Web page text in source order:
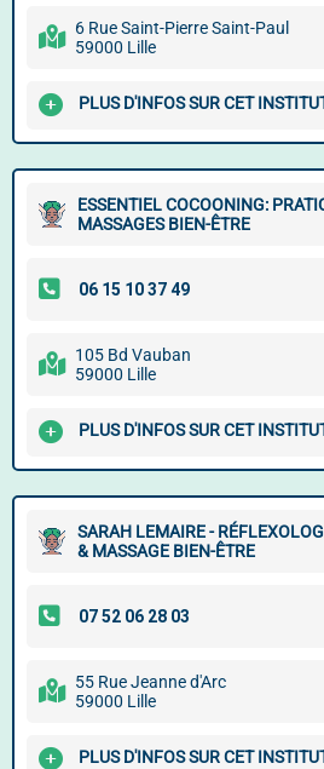
6 Rue Saint-Pierre Saint-Paul
59000 Lille
PLUS D'INFOS SUR CET
ESSENTIEL COCOONING:
MASSAGES BIEN-ÊTRE
105 Bd Vauban
59000 Lille
PLUS D'INFOS SUR CET
SARAH LEMAIRE -
& MASSAGE BIEN-ÊTRE
55 Rue Jeanne d'Arc
59000 Lille
PLUS D'INFOS SUR CET